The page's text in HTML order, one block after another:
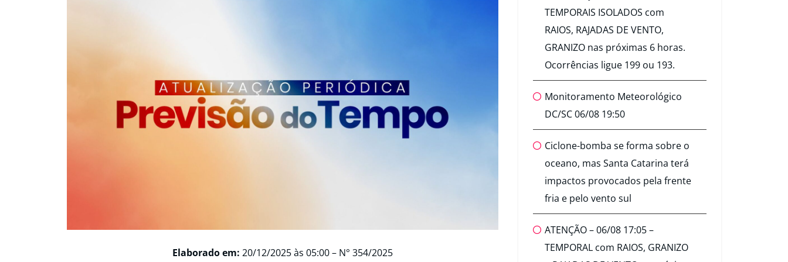
Elaborado em: 20/12/2025 às 05:00 – N° 354/2025
TEMPORAIS ISOLADOS com
RAIOS, RAJADAS DE VENTO,
GRANIZO nas próximas 6 horas.
Ocorrências ligue 199 ou 193.
Monitoramento Meteorológico
DC/SC 06/08 19:50
Ciclone-bomba se forma sobre o
oceano, mas Santa Catarina terá
impactos provocados pela frente
fria e pelo vento sul
ATENÇÃO – 06/08 17:05 –
TEMPORAL com RAIOS, GRANIZO